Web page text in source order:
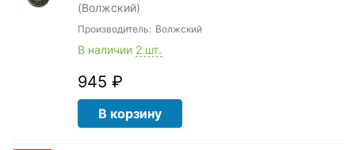
(Волжский)
Производитель: Волжский
В наличии 2 шт.
945 ₽
В корзину